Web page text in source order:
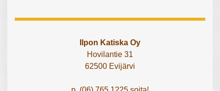
Ilpon Katiska Oy
Hovilantie 31
62500 Evijärvi